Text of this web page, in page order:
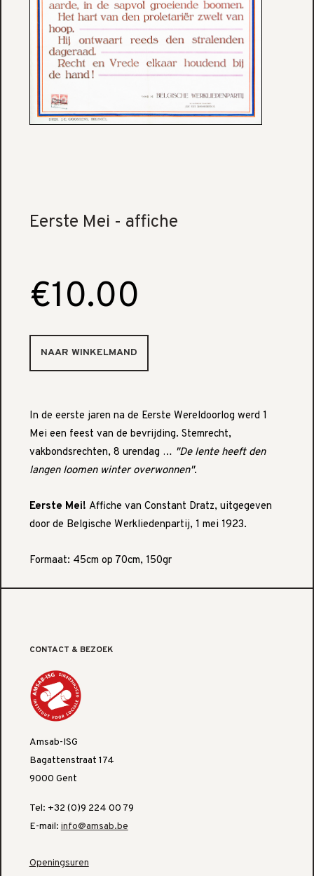
Eerste Mei - affiche
€10.00
In de eerste jaren na de Eerste Wereldoorlog werd 1
Mei een feest van de bevrijding. Stemrecht,
vakbondsrechten, 8 urendag … "De lente heeft den
langen loomen winter overwonnen".
Eerste Mei! Affiche van Constant Dratz, uitgegeven
door de Belgische Werkliedenpartij, 1 mei 1923.
Formaat: 45cm op 70cm, 150gr
CONTACT & BEZOEK
Amsab-ISG
Bagattenstraat 174
9000 Gent
Tel: +32 (0)9 224 00 79
E-mail: info@amsab.be
Openingsuren